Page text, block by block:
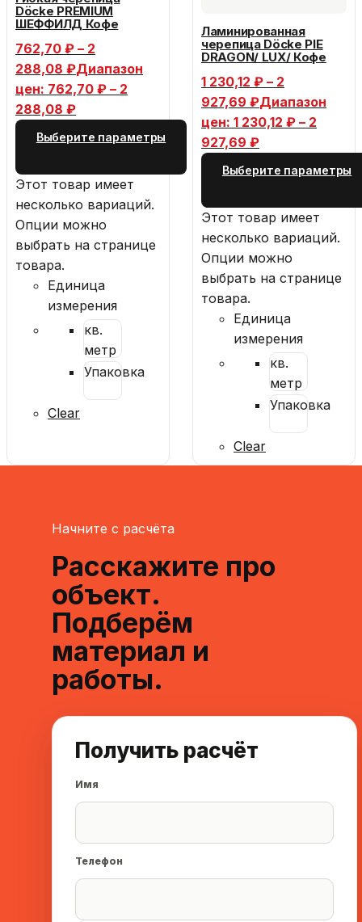
Döcke PREMIUM
ШЕФФИЛД Кофе
762,70 ₽ – 2
288,08 ₽Диапазон
цен: 762,70 ₽ – 2
288,08 ₽
Выберите параметры
Этот товар имеет
несколько вариаций.
Опции можно
выбрать на странице
товара.
Единица
измерения
кв.
метр
Упаковка
Clear
Ламинированная
черепица Döcke PIE
DRAGON/ LUX/ Кофе
1 230,12 ₽ – 2
927,69 ₽Диапазон
цен: 1 230,12 ₽ – 2
927,69 ₽
Выберите параметры
Этот товар имеет
несколько вариаций.
Опции можно
выбрать на странице
товара.
Единица
измерения
кв.
метр
Упаковка
Clear
Начните с расчёта
Расскажите про
объект.
Подберём
материал и
работы.
Получить расчёт
Имя
Телефон